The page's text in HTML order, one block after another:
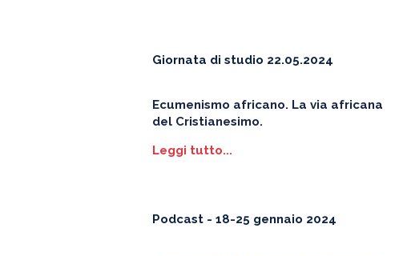
Giornata di studio 22.05.2024
Ecumenismo africano. La via africana
del Cristianesimo.
Leggi tutto...
Podcast - 18-25 gennaio 2024